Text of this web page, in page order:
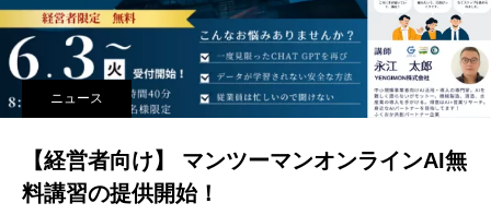
ニュース
【経営者向け】 マンツーマンオンラインAI無
料講習の提供開始！